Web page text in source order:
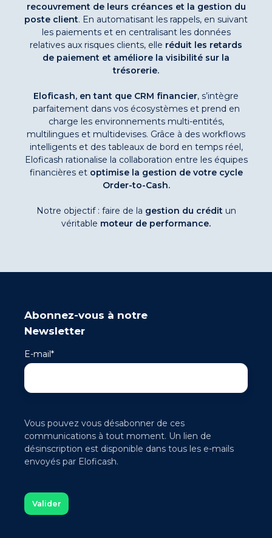
recouvrement de leurs créances et la gestion du
poste client. En automatisant les rappels, en suivant
les paiements et en centralisant les données
relatives aux risques clients, elle réduit les retards
de paiement et améliore la visibilité sur la
trésorerie.
Eloficash, en tant que CRM financier, s’intègre
parfaitement dans vos écosystèmes et prend en
charge les environnements multi-entités,
multilingues et multidevises. Grâce à des workflows
intelligents et des tableaux de bord en temps réel,
Eloficash rationalise la collaboration entre les équipes
financières et optimise la gestion de votre cycle
Order-to-Cash.
Notre objectif : faire de la gestion du crédit un
véritable moteur de performance.
Abonnez-vous à notre
Newsletter
E-mail*
Vous pouvez vous désabonner de ces
communications à tout moment. Un lien de
désinscription est disponible dans tous les e-mails
envoyés par Eloficash.